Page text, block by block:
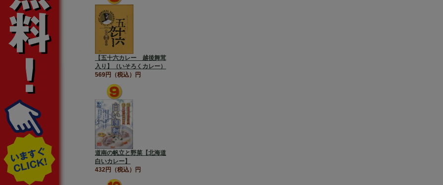
【五十六カレー 越後舞茸
入り】（いそろくカレー）
569円（税込）円
道南の帆立と野菜【北海道
白いカレー】
432円（税込）円